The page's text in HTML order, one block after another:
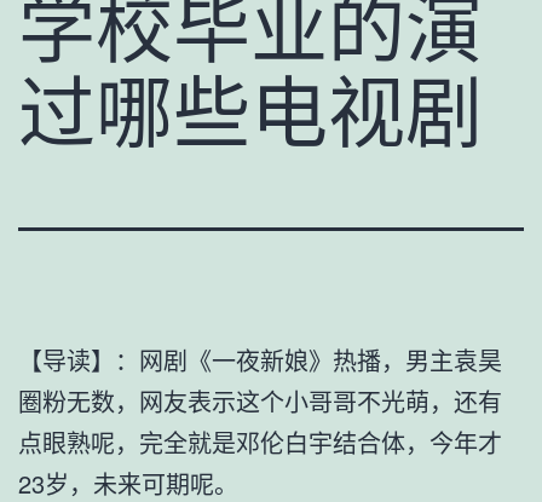
学校毕业的演
过哪些电视剧
【导读】：网剧《一夜新娘》热播，男主袁昊
圈粉无数，网友表示这个小哥哥不光萌，还有
点眼熟呢，完全就是邓伦白宇结合体，今年才
23岁，未来可期呢。